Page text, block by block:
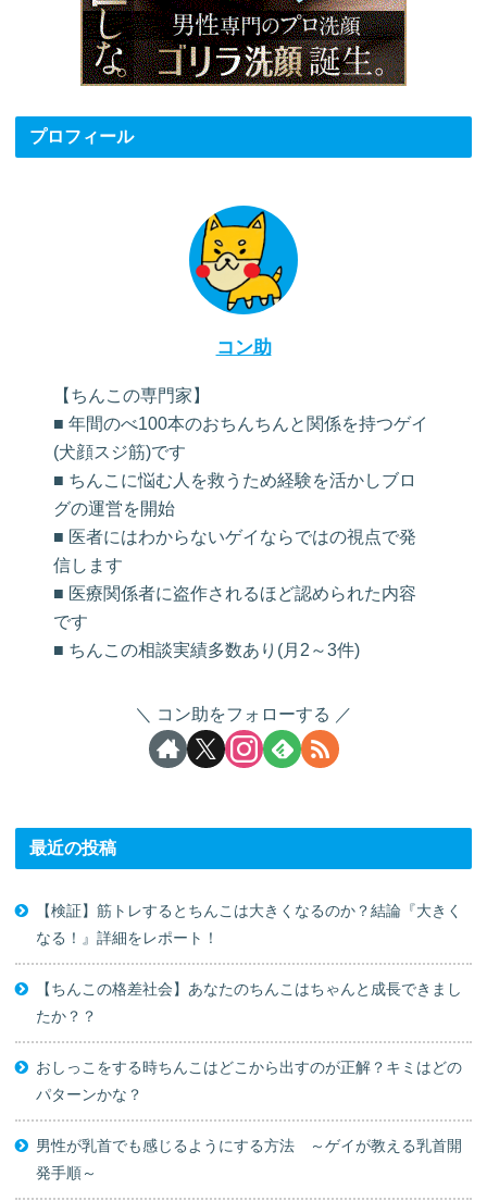
プロフィール
コン助
【ちんこの専門家】
■ 年間のべ100本のおちんちんと関係を持つゲイ
(犬顔スジ筋)です
■ ちんこに悩む人を救うため経験を活かしブロ
グの運営を開始
■ 医者にはわからないゲイならではの視点で発
信します
■ 医療関係者に盗作されるほど認められた内容
です
■ ちんこの相談実績多数あり(月2～3件)
コン助をフォローする
最近の投稿
【検証】筋トレするとちんこは大きくなるのか？結論『大きく
なる！』詳細をレポート！
【ちんこの格差社会】あなたのちんこはちゃんと成長できまし
たか？？
おしっこをする時ちんこはどこから出すのが正解？キミはどの
パターンかな？
男性が乳首でも感じるようにする方法 ～ゲイが教える乳首開
発手順～